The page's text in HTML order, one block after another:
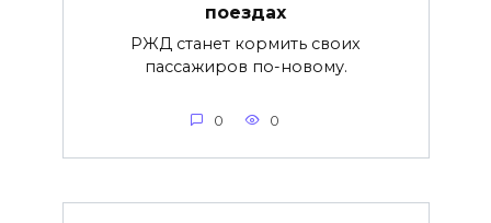
поездах
РЖД станет кормить своих
пассажиров по-новому.
0 0